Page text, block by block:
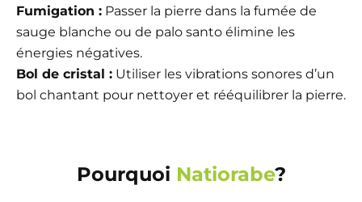
Fumigation : Passer la pierre dans la fumée de
sauge blanche ou de palo santo élimine les
énergies négatives.
Bol de cristal : Utiliser les vibrations sonores d’un
bol chantant pour nettoyer et rééquilibrer la pierre.
Pourquoi Natiorabe?